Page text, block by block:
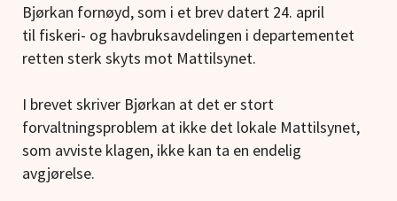
Bjørkan fornøyd, som i et brev datert 24. april
til fiskeri- og havbruksavdelingen i departementet
retten sterk skyts mot Mattilsynet.
I brevet skriver Bjørkan at det er stort
forvaltningsproblem at ikke det lokale Mattilsynet,
som avviste klagen, ikke kan ta en endelig
avgjørelse.